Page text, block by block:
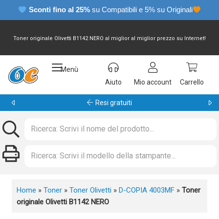
Sconti fino al 25% su Compatibili e 5% su Originali
Toner originale Olivetti B1142 NERO al miglior al miglior prezzo su Internet!
Menù
Aiuto
Mio account Carrello
Garanzia 24 mesi
Home » Toner » Toner Olivetti » D-COPIA 4003MF » Toner
originale Olivetti B1142 NERO